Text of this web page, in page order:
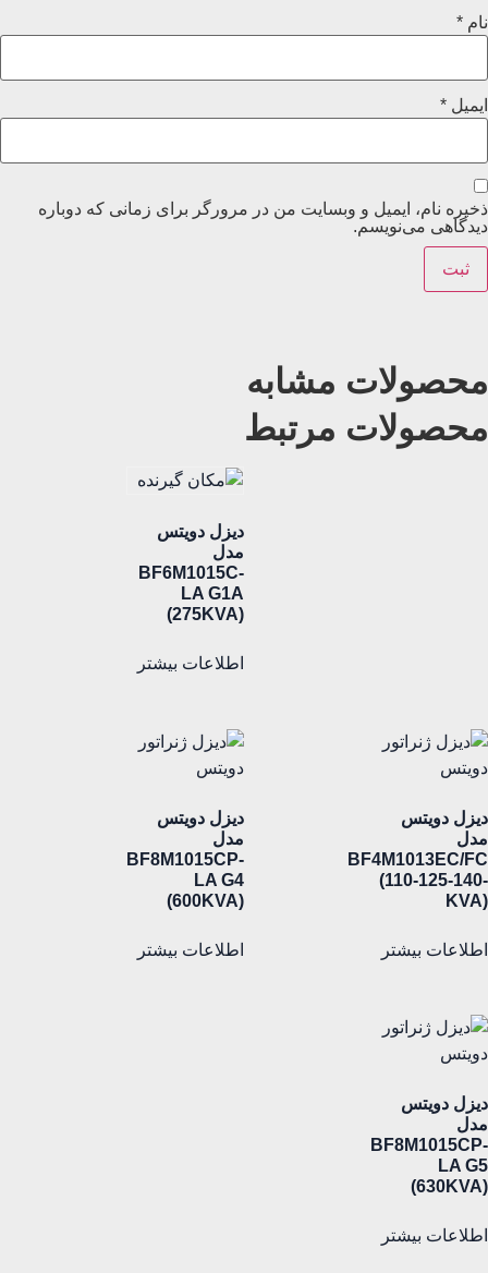
نام *
ایمیل *
ذخیره نام، ایمیل و وبسایت من در مرورگر برای زمانی که دوباره
دیدگاهی می‌نویسم.
محصولات مشابه
محصولات مرتبط
دیزل دویتس
مدل
BF6M1015C-
LA G1A
(275KVA)
اطلاعات بیشتر
دیزل دویتس
مدل
BF4M1013EC/FC
(110-125-140-
KVA)
اطلاعات بیشتر
دیزل دویتس
مدل
BF8M1015CP-
LA G4
(600KVA)
اطلاعات بیشتر
دیزل دویتس
مدل
BF8M1015CP-
LA G5
(630KVA)
اطلاعات بیشتر